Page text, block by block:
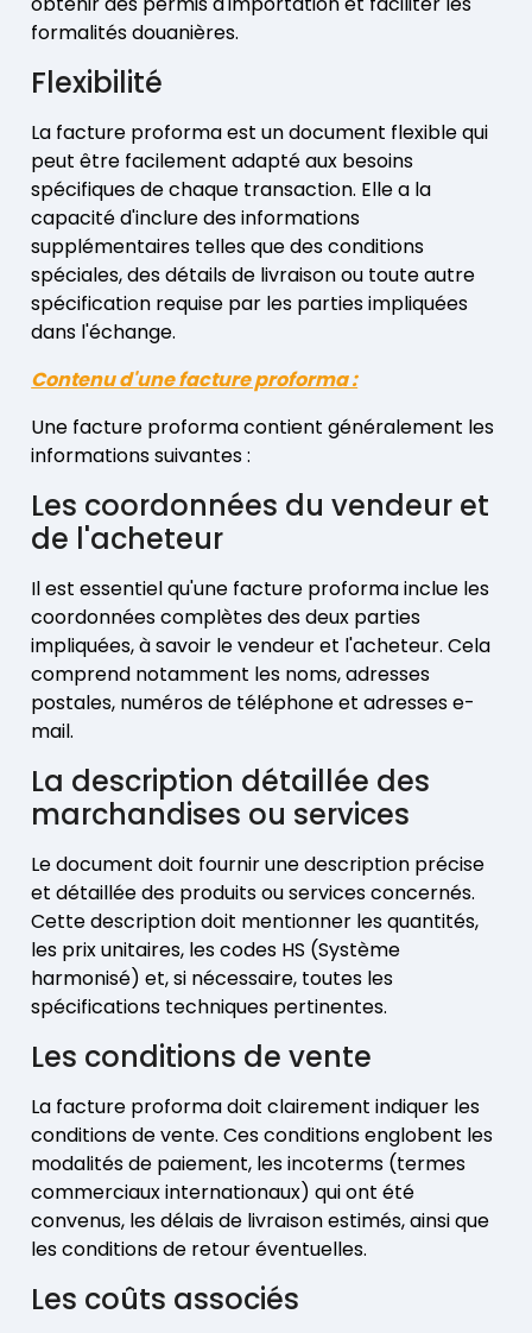
formalités douanières.
Flexibilité
La facture proforma est un document flexible qui
peut être facilement adapté aux besoins
spécifiques de chaque transaction. Elle a la
capacité d'inclure des informations
supplémentaires telles que des conditions
spéciales, des détails de livraison ou toute autre
spécification requise par les parties impliquées
dans l'échange.
Contenu d'une facture proforma :
Une facture proforma contient généralement les
informations suivantes :
Les coordonnées du vendeur et
de l'acheteur
Il est essentiel qu'une facture proforma inclue les
coordonnées complètes des deux parties
impliquées, à savoir le vendeur et l'acheteur. Cela
comprend notamment les noms, adresses
postales, numéros de téléphone et adresses e-
mail.
La description détaillée des
marchandises ou services
Le document doit fournir une description précise
et détaillée des produits ou services concernés.
Cette description doit mentionner les quantités,
les prix unitaires, les codes HS (Système
harmonisé) et, si nécessaire, toutes les
spécifications techniques pertinentes.
Les conditions de vente
La facture proforma doit clairement indiquer les
conditions de vente. Ces conditions englobent les
modalités de paiement, les incoterms (termes
commerciaux internationaux) qui ont été
convenus, les délais de livraison estimés, ainsi que
les conditions de retour éventuelles.
Les coûts associés